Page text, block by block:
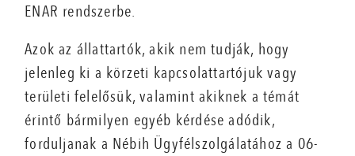
ENAR rendszerbe.
Azok az állattartók, akik nem tudják, hogy
jelenleg ki a körzeti kapcsolattartójuk vagy
területi felelősük, valamint akiknek a témát
érintő bármilyen egyéb kérdése adódik,
forduljanak a Nébih Ügyfélszolgálatához a 06-